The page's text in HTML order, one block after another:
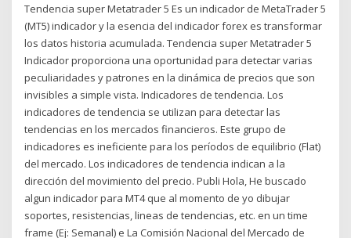
Tendencia super Metatrader 5 Es un indicador de MetaTrader 5
(MT5) indicador y la esencia del indicador forex es transformar
los datos historia acumulada. Tendencia super Metatrader 5
Indicador proporciona una oportunidad para detectar varias
peculiaridades y patrones en la dinámica de precios que son
invisibles a simple vista. Indicadores de tendencia. Los
indicadores de tendencia se utilizan para detectar las
tendencias en los mercados financieros. Este grupo de
indicadores es ineficiente para los períodos de equilibrio (Flat)
del mercado. Los indicadores de tendencia indican a la
dirección del movimiento del precio. Publi Hola, He buscado
algun indicador para MT4 que al momento de yo dibujar
soportes, resistencias, lineas de tendencias, etc. en un time
frame (Ej: Semanal) e La Comisión Nacional del Mercado de